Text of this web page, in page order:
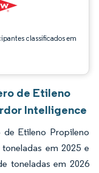
classificados em
de Etileno
Intelligence
Etileno Propileno
em 2025 e
toneladas em 2026